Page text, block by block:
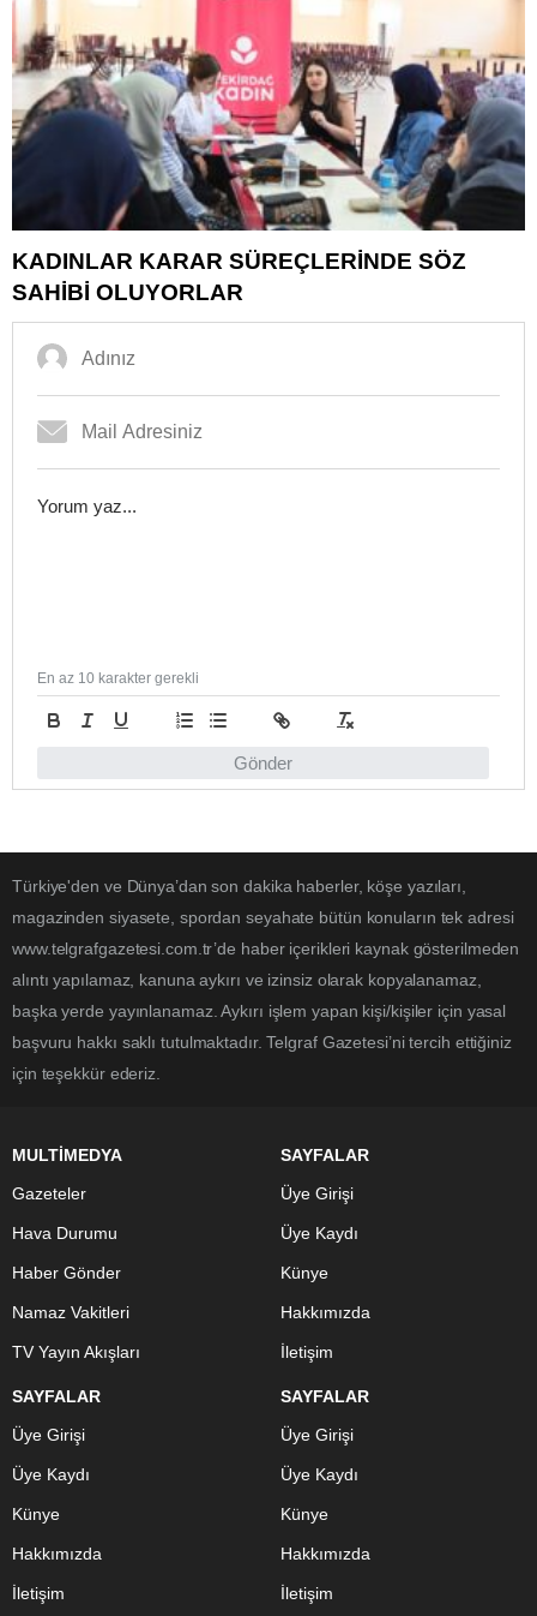
KADINLAR KARAR SÜREÇLERİNDE SÖZ
SAHİBİ OLUYORLAR
Gönder
En az 10 karakter gerekli
Türkiye'den ve Dünya’dan son dakika haberler, köşe yazıları,
magazinden siyasete, spordan seyahate bütün konuların tek adresi
www.telgrafgazetesi.com.tr’de haber içerikleri kaynak gösterilmeden
alıntı yapılamaz, kanuna aykırı ve izinsiz olarak kopyalanamaz,
başka yerde yayınlanamaz. Aykırı işlem yapan kişi/kişiler için yasal
başvuru hakkı saklı tutulmaktadır. Telgraf Gazetesi’ni tercih ettiğiniz
için teşekkür ederiz.
MULTİMEDYA
Gazeteler
Hava Durumu
Haber Gönder
Namaz Vakitleri
TV Yayın Akışları
SAYFALAR
Üye Girişi
Üye Kaydı
Künye
Hakkımızda
İletişim
SAYFALAR
Üye Girişi
Üye Kaydı
Künye
Hakkımızda
İletişim
SAYFALAR
Üye Girişi
Üye Kaydı
Künye
Hakkımızda
İletişim